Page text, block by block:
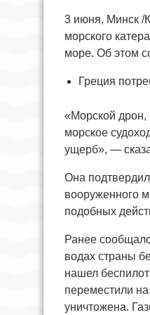
3 июня, Минск /
морского
море. Об этом
Греция
«Морской дрон,
морское
ущерб», —
Она
вооруженного
подобных
Ранее
водах страны
нашел
переместили
уничтожена.